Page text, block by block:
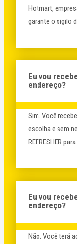
Hotmart,
garante o sigilo
Eu vou
endereço?
Sim. Você
escolha e sem
REFRESHER
Eu vou
endereço?
Não. Você terá